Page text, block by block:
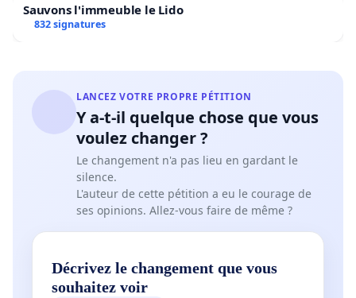
Sauvons l'immeuble le Lido
832 signatures
LANCEZ VOTRE PROPRE PÉTITION
Y a-t-il quelque chose que vous
voulez changer ?
Le changement n'a pas lieu en gardant le
silence.
L'auteur de cette pétition a eu le courage de
ses opinions. Allez-vous faire de même ?
Décrivez le changement que vous
souhaitez voir